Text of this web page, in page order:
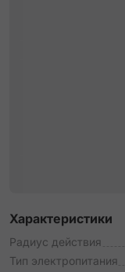
Характеристики
Радиус действия
Тип электропитания